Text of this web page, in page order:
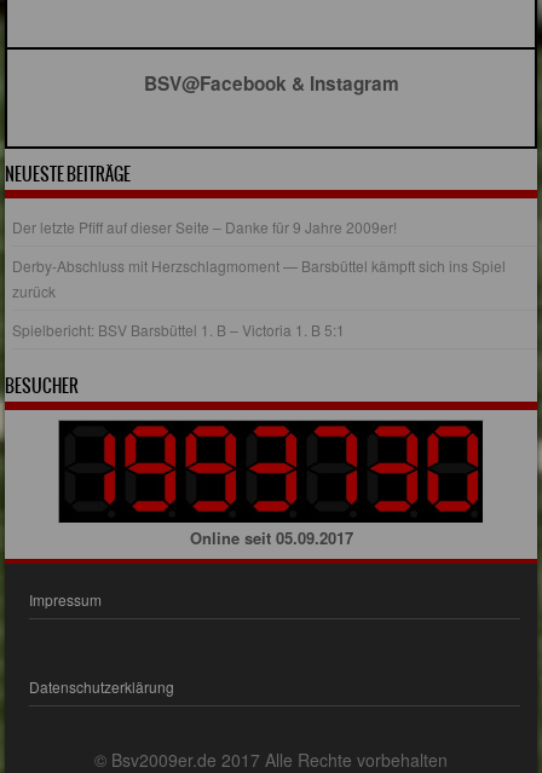
BSV@Facebook & Instagram
NEUESTE BEITRÄGE
Der letzte Pfiff auf dieser Seite – Danke für 9 Jahre 2009er!
Derby-Abschluss mit Herzschlagmoment — Barsbüttel kämpft sich ins Spiel
zurück
Spielbericht: BSV Barsbüttel 1. B – Victoria 1. B 5:1
BESUCHER
Online seit 05.09.2017
Impressum
Datenschutzerklärung
© Bsv2009er.de 2017 Alle Rechte vorbehalten